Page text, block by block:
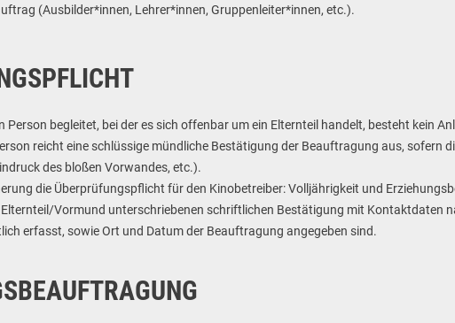
(Ausbilder*innen, Lehrer*innen, Gruppenleiter*innen, etc.).
Person begleitet, bei der es sich offenbar um ein Elternteil handelt, besteht kein
reicht eine schlüssige mündliche Bestätigung der Beauftragung aus, sofern
des bloßen Vorwandes, etc.).
die Überprüfungspflicht für den Kinobetreiber: Volljährigkeit und
Vormund unterschriebenen schriftlichen Bestätigung mit Kontaktdaten
erfasst, sowie Ort und Datum der Beauftragung angegeben sind.